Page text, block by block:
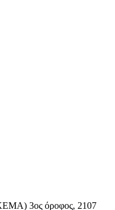
3ος όροφος, 2107